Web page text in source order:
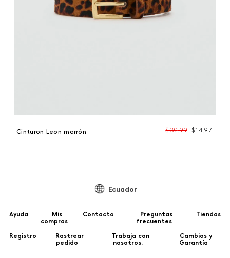
Cinturon Leon marrón $39,99 $14,97
Ecuador
Ayuda
Mis
compras
Contacto
Preguntas
frecuentes
Tiendas
Registro
Rastrear
pedido
Trabaja con
nosotros.
Cambios y
Garantía